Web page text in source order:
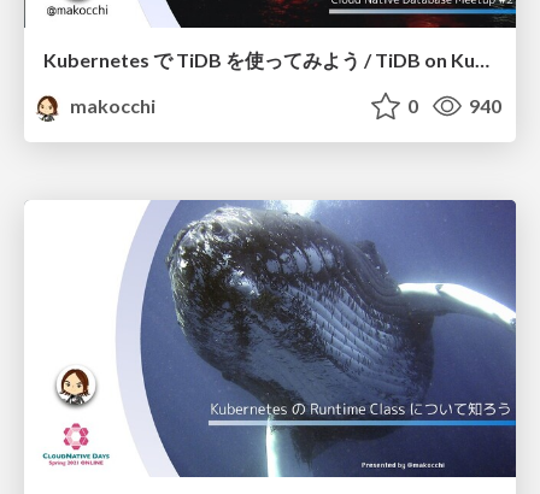
Kubernetes で TiDB を使ってみよう / TiDB on Kubernetes
makocchi
0 940